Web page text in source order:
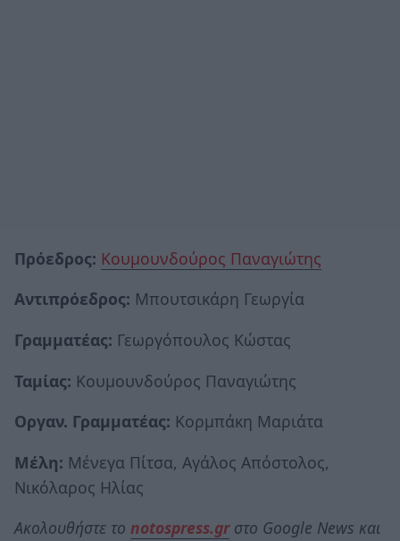
Πρόεδρος: Κουμουνδούρος Παναγιώτης
Αντιπρόεδρος: Μπουτσικάρη Γεωργία
Γραμματέας: Γεωργόπουλος Κώστας
Ταμίας: Κουμουνδούρος Παναγιώτης
Οργαν. Γραμματέας: Κορμπάκη Μαριάτα
Μέλη: Μένεγα Πίτσα, Αγάλος Απόστολος,
Νικόλαρος Ηλίας
Ακολουθήστε το notospress.grστο Google News και